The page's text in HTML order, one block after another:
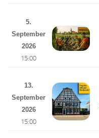
5.
September
2026
15:00
13.
September
2026
15:00